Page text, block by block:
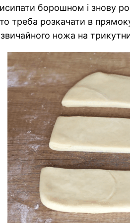
борошном і знову
треба розкачати в
ножа на